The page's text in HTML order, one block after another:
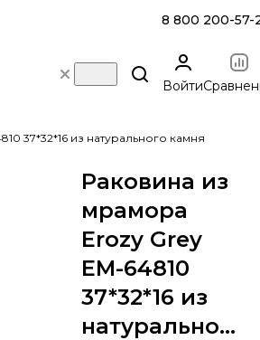
8 800 200-57-
Войти
37*32*16 из натурального камня
Раковина из
мрамора
Erozy Grey
EM-64810
37*32*16 из
натурального